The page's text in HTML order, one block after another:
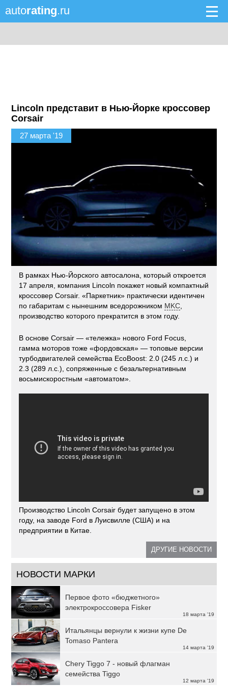
autorating.ru
Lincoln представит в Нью-Йорке кроссовер
Corsair
27 марта '19
В рамках Нью-Йорского автосалона, который откроется
17 апреля, компания Lincoln покажет новый компактный
кроссовер Corsair. «Паркетник» практически идентичен
по габаритам с нынешним вседорожником MKC
производство которого прекратится в этом году.
В основе Corsair — «тележка» нового Ford Focus,
гамма моторов тоже «фордовская» — топовые версии
турбодвигателей семейства EcoBoost: 2.0 (245 л.с.) и
2.3 (289 л.с.), сопряженные с безальтернативным
восьмискоростным «автоматом».
Производство Lincoln Corsair будет запущено в этом
году, на заводе Ford в Луисвилле (США) и на
предприятии в Китае.
ДРУГИЕ НОВОСТИ
НОВОСТИ МАРКИ
18 марта '19
Первое фото «бюджетного»
электрокроссовера Fisker
14 марта '19
Итальянцы вернули к жизни купе De
Tomaso Pantera
12 марта '19
Chery Tiggo 7 - новый флагман
семейства Tiggo